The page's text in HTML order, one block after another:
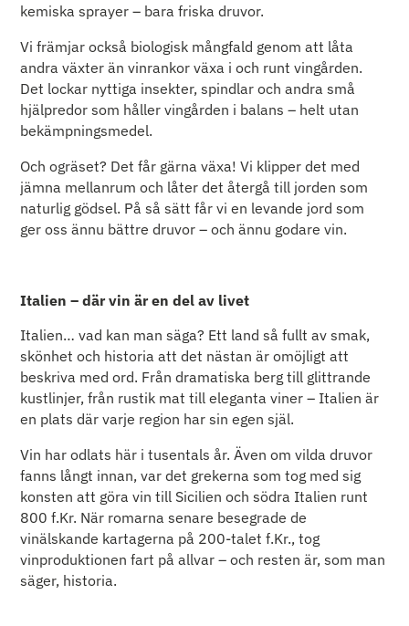
kemiska sprayer – bara friska druvor.
Vi främjar också biologisk mångfald genom att låta
andra växter än vinrankor växa i och runt vingården.
Det lockar nyttiga insekter, spindlar och andra små
hjälpredor som håller vingården i balans – helt utan
bekämpningsmedel.
Och ogräset? Det får gärna växa! Vi klipper det med
jämna mellanrum och låter det återgå till jorden som
naturlig gödsel. På så sätt får vi en levande jord som
ger oss ännu bättre druvor – och ännu godare vin.
Italien – där vin är en del av livet
Italien… vad kan man säga? Ett land så fullt av smak,
skönhet och historia att det nästan är omöjligt att
beskriva med ord. Från dramatiska berg till glittrande
kustlinjer, från rustik mat till eleganta viner – Italien är
en plats där varje region har sin egen själ.
Vin har odlats här i tusentals år. Även om vilda druvor
fanns långt innan, var det grekerna som tog med sig
konsten att göra vin till Sicilien och södra Italien runt
800 f.Kr. När romarna senare besegrade de
vinälskande kartagerna på 200-talet f.Kr., tog
vinproduktionen fart på allvar – och resten är, som man
säger, historia.